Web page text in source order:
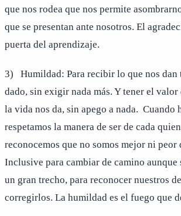
que nos rodea que nos permite
que se presentan ante nosotros. El
puerta del aprendizaje.
3) Humildad: Para recibir lo que nos dan
dado, sin exigir nada más. Y tener el valor
la vida nos da, sin apego a nada. Cuando
respetamos la manera de ser de cada
reconocemos que no somos mejor ni peor
Inclusive para cambiar de camino aunque
un gran trecho, para reconocer nuestros
corregirlos. La humildad es el fuego que